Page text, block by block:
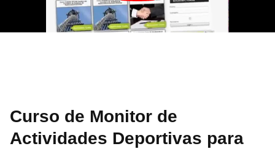
Curso de Monitor de
Actividades Deportivas para